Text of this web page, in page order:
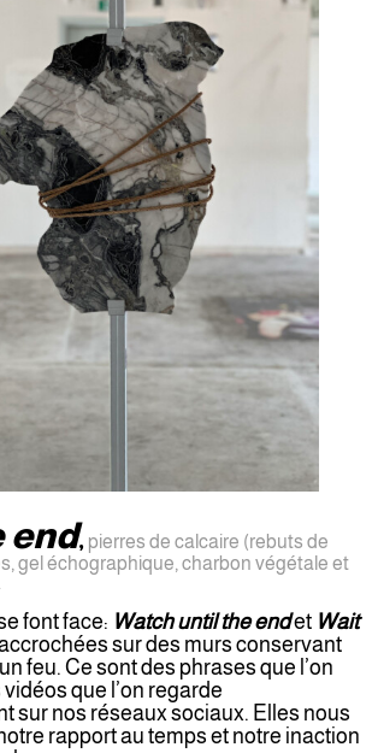
end, pierres de calcaire (rebuts de
gel échographique, charbon végétale et
font face: Watch until the endet Wait
sur des murs conservant
feu. Ce sont des phrases que l’on
que l’on regarde
sur nos réseaux sociaux. Elles nous
rapport au temps et notre inaction